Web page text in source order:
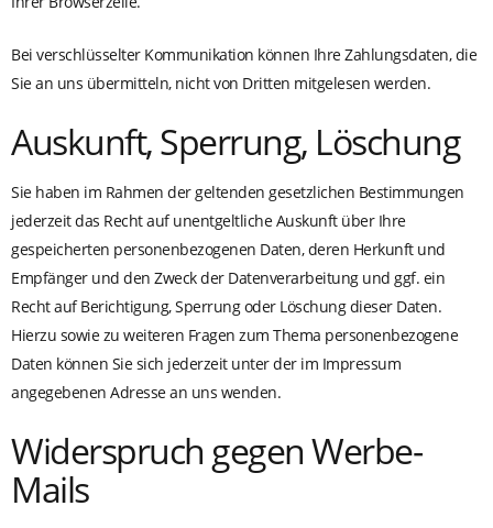
Bei verschlüsselter Kommunikation können Ihre Zahlungsdaten, die
Sie an uns übermitteln, nicht von Dritten mitgelesen werden.
Auskunft, Sperrung, Löschung
Sie haben im Rahmen der geltenden gesetzlichen Bestimmungen
jederzeit das Recht auf unentgeltliche Auskunft über Ihre
gespeicherten personenbezogenen Daten, deren Herkunft und
Empfänger und den Zweck der Datenverarbeitung und ggf. ein
Recht auf Berichtigung, Sperrung oder Löschung dieser Daten.
Hierzu sowie zu weiteren Fragen zum Thema personenbezogene
Daten können Sie sich jederzeit unter der im Impressum
angegebenen Adresse an uns wenden.
Widerspruch gegen Werbe-
Mails